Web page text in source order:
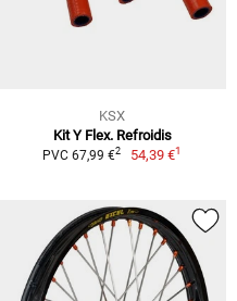
KSX
Kit Y Flex. Refroidis
PVC 67,99 €2 54,39 €1